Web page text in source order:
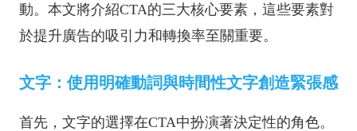
動。本文將介紹CTA的三大核心要素，這些要素對
於提升廣告的吸引力和轉換率至關重要。
文字：使用明確動詞與時間性文字創造緊張感
首先，文字的選擇在CTA中扮演著決定性的角色。